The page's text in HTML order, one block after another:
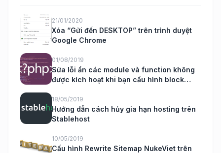
21/01/2020
Xóa “Gửi đến DESKTOP” trên trình duyệt
Google Chrome
01/08/2019
Sửa lỗi ẩn các module và function không
được kích hoạt khi bạn cấu hình block
18/05/2019
Hướng dẫn cách hủy gia hạn hosting trên
Stablehost
10/05/2019
Cấu hình Rewrite Sitemap NukeViet trên